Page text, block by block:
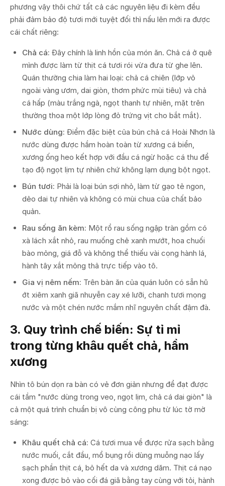
phương vậy thôi chứ tất cả các nguyên liệu đi kèm đều
phải đảm bảo độ tươi mới tuyệt đối thì nấu lên mới ra được
cái chất riêng:
Chả cá: Đây chính là linh hồn của món ăn. Chả cá ở quê
mình được làm từ thịt cá tươi rói vừa đưa từ ghe lên.
Quán thường chia làm hai loại: chả cá chiên (lớp vỏ
ngoài vàng ươm, dai giòn, thơm phức mùi tiêu) và chả
cá hấp (màu trắng ngà, ngọt thanh tự nhiên, mặt trên
thường thoa một lớp lòng đỏ trứng vịt cho bắt mắt).
Nước dùng: Điểm đặc biệt của bún chả cá Hoài Nhơn là
nước dùng được hầm hoàn toàn từ xương cá biển,
xương ống heo kết hợp với đầu cá ngừ hoặc cá thu để
tạo độ ngọt lịm tự nhiên chứ không lạm dụng bột ngọt.
Bún tươi: Phải là loại bún sợi nhỏ, làm từ gạo tẻ ngon,
dẻo dai tự nhiên và không có mùi chua của chất bảo
quản.
Rau sống ăn kèm: Một rổ rau sống ngập tràn gồm có
xà lách xắt nhỏ, rau muống chẻ xanh mướt, hoa chuối
bào mỏng, giá đỗ và không thể thiếu vài cọng hành lá,
hành tây xắt mỏng thả trực tiếp vào tô.
Gia vị nêm nếm: Trên bàn ăn của quán luôn có sẵn hũ
ớt xiêm xanh giã nhuyễn cay xé lưỡi, chanh tươi mọng
nước và một chén nước mắm nhĩ nguyên chất đậm đà.
3. Quy trình chế biến: Sự tỉ mỉ
trong từng khâu quết chả, hầm
xương
Nhìn tô bún dọn ra bàn có vẻ đơn giản nhưng để đạt được
cái tầm "nước dùng trong veo, ngọt lịm, chả cá dai giòn" là
cả một quá trình chuẩn bị vô cùng công phu từ lúc tờ mờ
sáng:
Khâu quết chả cá: Cá tươi mua về được rửa sạch bằng
nước muối, cắt đầu, mổ bụng rồi dùng muỗng nạo lấy
sạch phần thịt cá, bỏ hết da và xương dăm. Thịt cá nạo
xong được bỏ vào cối đá giã bằng tay cùng với tỏi, hành